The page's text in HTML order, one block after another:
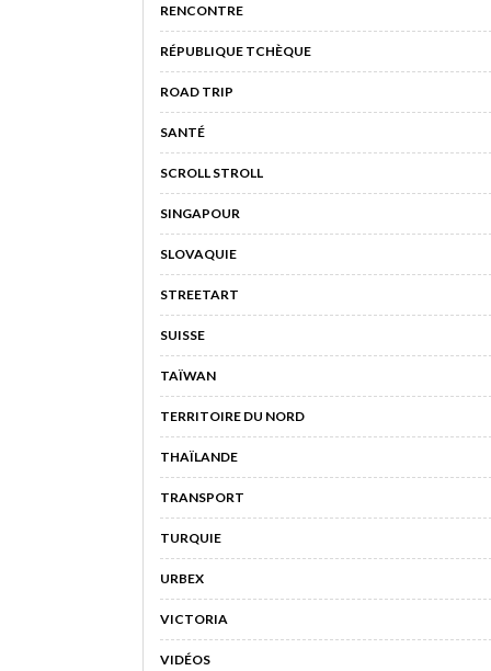
RENCONTRE
RÉPUBLIQUE TCHÈQUE
ROAD TRIP
SANTÉ
SCROLL STROLL
SINGAPOUR
SLOVAQUIE
STREETART
SUISSE
TAÏWAN
TERRITOIRE DU NORD
THAÏLANDE
TRANSPORT
TURQUIE
URBEX
VICTORIA
VIDÉOS